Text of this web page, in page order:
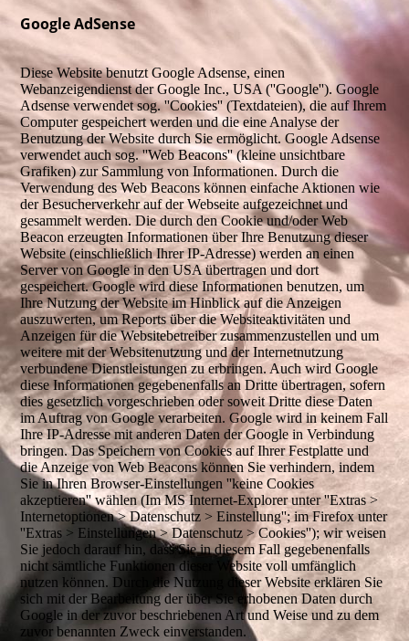
Google AdSense
Diese Website benutzt Google Adsense, einen
Webanzeigendienst der Google Inc., USA (''Google''). Google
Adsense verwendet sog. ''Cookies'' (Textdateien), die auf Ihrem
Computer gespeichert werden und die eine Analyse der
Benutzung der Website durch Sie ermöglicht. Google Adsense
verwendet auch sog. ''Web Beacons'' (kleine unsichtbare
Grafiken) zur Sammlung von Informationen. Durch die
Verwendung des Web Beacons können einfache Aktionen wie
der Besucherverkehr auf der Webseite aufgezeichnet und
gesammelt werden. Die durch den Cookie und/oder Web
Beacon erzeugten Informationen über Ihre Benutzung dieser
Website (einschließlich Ihrer IP-Adresse) werden an einen
Server von Google in den USA übertragen und dort
gespeichert. Google wird diese Informationen benutzen, um
Ihre Nutzung der Website im Hinblick auf die Anzeigen
auszuwerten, um Reports über die Websiteaktivitäten und
Anzeigen für die Websitebetreiber zusammenzustellen und um
weitere mit der Websitenutzung und der Internetnutzung
verbundene Dienstleistungen zu erbringen. Auch wird Google
diese Informationen gegebenenfalls an Dritte übertragen, sofern
dies gesetzlich vorgeschrieben oder soweit Dritte diese Daten
im Auftrag von Google verarbeiten. Google wird in keinem Fall
Ihre IP-Adresse mit anderen Daten der Google in Verbindung
bringen. Das Speichern von Cookies auf Ihrer Festplatte und
die Anzeige von Web Beacons können Sie verhindern, indem
Sie in Ihren Browser-Einstellungen ''keine Cookies
akzeptieren'' wählen (Im MS Internet-Explorer unter ''Extras >
Internetoptionen > Datenschutz > Einstellung''; im Firefox unter
''Extras > Einstellungen > Datenschutz > Cookies''); wir weisen
Sie jedoch darauf hin, dass Sie in diesem Fall gegebenenfalls
nicht sämtliche Funktionen dieser Website voll umfänglich
nutzen können. Durch die Nutzung dieser Website erklären Sie
sich mit der Bearbeitung der über Sie erhobenen Daten durch
Google in der zuvor beschriebenen Art und Weise und zu dem
zuvor benannten Zweck einverstanden.